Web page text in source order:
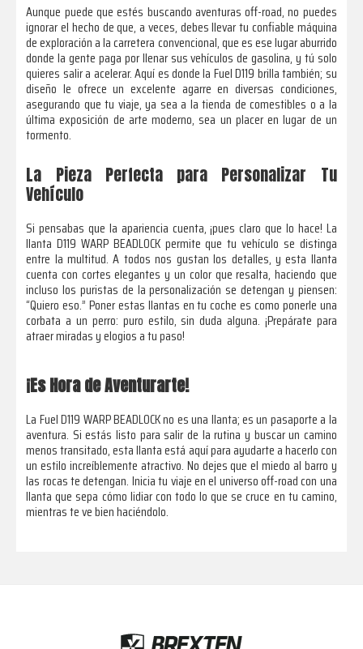
Aunque puede que estés buscando aventuras off-road, no puedes
ignorar el hecho de que, a veces, debes llevar tu confiable máquina
de exploración a la carretera convencional, que es ese lugar aburrido
donde la gente paga por llenar sus vehículos de gasolina, y tú solo
quieres salir a acelerar. Aquí es donde la Fuel D119 brilla también; su
diseño le ofrece un excelente agarre en diversas condiciones,
asegurando que tu viaje, ya sea a la tienda de comestibles o a la
última exposición de arte moderno, sea un placer en lugar de un
tormento.
La Pieza Perfecta para Personalizar Tu
Vehículo
Si pensabas que la apariencia cuenta, ¡pues claro que lo hace! La
llanta D119 WARP BEADLOCK permite que tu vehículo se distinga
entre la multitud. A todos nos gustan los detalles, y esta llanta
cuenta con cortes elegantes y un color que resalta, haciendo que
incluso los puristas de la personalización se detengan y piensen:
“Quiero eso.” Poner estas llantas en tu coche es como ponerle una
corbata a un perro: puro estilo, sin duda alguna. ¡Prepárate para
atraer miradas y elogios a tu paso!
¡Es Hora de Aventurarte!
La Fuel D119 WARP BEADLOCK no es una llanta; es un pasaporte a la
aventura. Si estás listo para salir de la rutina y buscar un camino
menos transitado, esta llanta está aquí para ayudarte a hacerlo con
un estilo increíblemente atractivo. No dejes que el miedo al barro y
las rocas te detengan. Inicia tu viaje en el universo off-road con una
llanta que sepa cómo lidiar con todo lo que se cruce en tu camino,
mientras te ve bien haciéndolo.